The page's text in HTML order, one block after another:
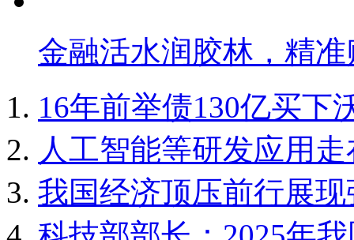
金融活水润胶林，精
16年前举债130亿买下
人工智能等研发应用
我国经济顶压前行展